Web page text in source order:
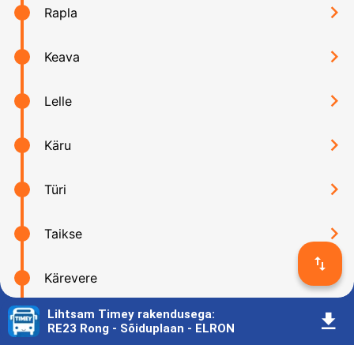
Rapla 󰅂
Keava 󰅂
Lelle 󰅂
Käru 󰅂
Türi 󰅂
Taikse 󰅂
Kärevere 󰅂
Ollepa 󰅂
󰓢
Lihtsam Timey rakendusega:
RE23 Rong - Sõiduplaan - ELRON
󰇚